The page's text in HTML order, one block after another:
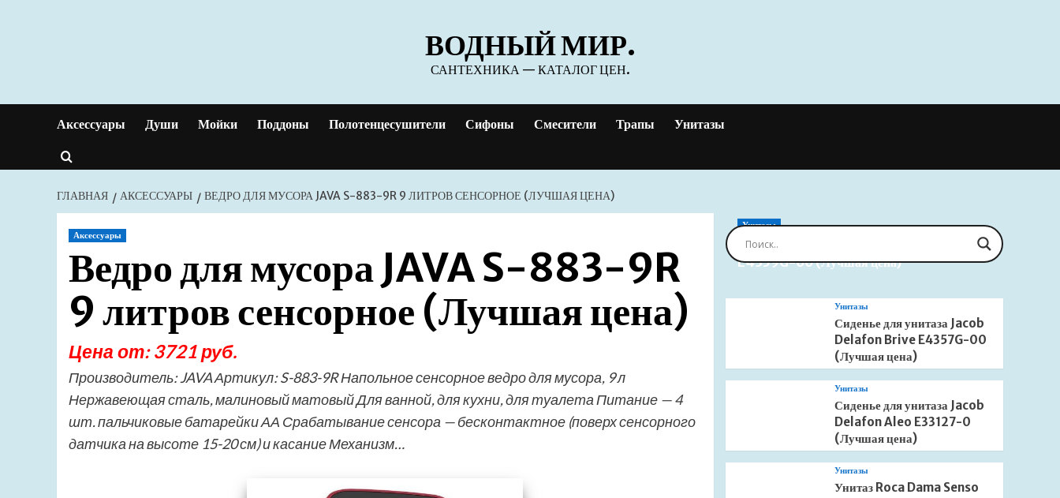
ВОДНЫЙ МИР.
САНТЕХНИКА — КАТАЛОГ ЦЕН.
Аксессуары Души Мойки Поддоны Полотенцесушители Сифоны Смесители Трапы Унитазы
ГЛАВНАЯ АКСЕССУАРЫ ВЕДРО ДЛЯ МУСОРА JAVA S-883-9R 9 ЛИТРОВ СЕНСОРНОЕ (ЛУЧШАЯ ЦЕНА)
Аксессуары
Ведро для мусора JAVA S-883-9R
9 литров сенсорное (Лучшая цена)
Цена от: 3721 руб.
Производитель: JAVA Артикул: S-883-9R Напольное сенсорное ведро для мусора, 9 л
Нержавеющая сталь, малиновый матовый Для ванной, для кухни, для туалета Питание — 4
шт. пальчиковые батарейки АА Срабатывание сенсора — бесконтактное (поверх сенсорного
датчика на высоте 15-20 см) и касание Механизм…
Унитазы
Сиденье для унитаза Jacob Delafon Brive
E4359G-00 (Лучшая цена)
Унитазы
Сиденье для унитаза Jacob
Delafon Brive E4357G-00
(Лучшая цена)
Унитазы
Сиденье для унитаза Jacob
Delafon Aleo E33127-0
(Лучшая цена)
Унитазы
Унитаз Roca Dama Senso